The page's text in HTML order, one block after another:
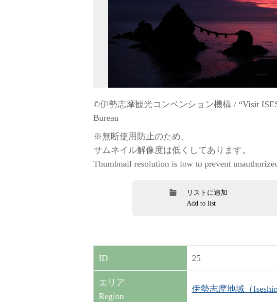
©伊勢志摩観光コンベンション機構 / “Visit
Bureau
※無断使用防止のため、
サムネイル解像度は低くしてあります。
Thumbnail resolution is low to prevent
リストに追加
Add to list
ID 25
エリア
Region
伊勢志摩地域（